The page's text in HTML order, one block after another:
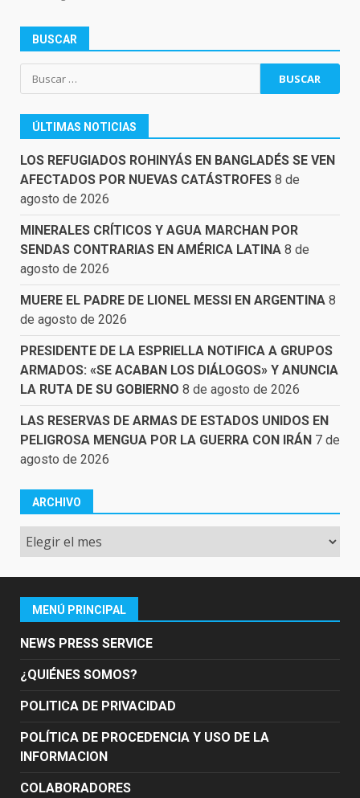
BUSCAR
Buscar:
ÚLTIMAS NOTICIAS
LOS REFUGIADOS ROHINYÁS EN BANGLADÉS SE VEN
AFECTADOS POR NUEVAS CATÁSTROFES 8 de
agosto de 2026
MINERALES CRÍTICOS Y AGUA MARCHAN POR
SENDAS CONTRARIAS EN AMÉRICA LATINA 8 de
agosto de 2026
MUERE EL PADRE DE LIONEL MESSI EN ARGENTINA 8
de agosto de 2026
PRESIDENTE DE LA ESPRIELLA NOTIFICA A GRUPOS
ARMADOS: «SE ACABAN LOS DIÁLOGOS» Y ANUNCIA
LA RUTA DE SU GOBIERNO 8 de agosto de 2026
LAS RESERVAS DE ARMAS DE ESTADOS UNIDOS EN
PELIGROSA MENGUA POR LA GUERRA CON IRÁN 7 de
agosto de 2026
ARCHIVO
Archivo
MENÚ PRINCIPAL
NEWS PRESS SERVICE
¿QUIÉNES SOMOS?
POLITICA DE PRIVACIDAD
POLÍTICA DE PROCEDENCIA Y USO DE LA
INFORMACION
COLABORADORES